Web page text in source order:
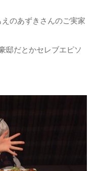
のあずきさんのご実家
邸だとかセレブエピソ